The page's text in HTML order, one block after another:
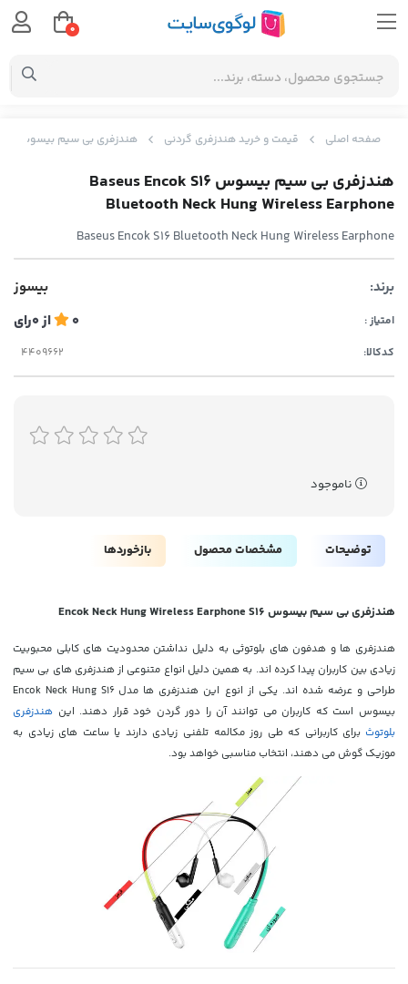
صفحه اصلی قیمت و خرید هندزفری گردنی هندزفری بی سیم بیسوس Baseus Encok S16 Bluetooth Neck Hung Wireless Earphone
هندزفری بی سیم بیسوس Baseus Encok S16
Bluetooth Neck Hung Wireless Earphone
Baseus Encok S16 Bluetooth Neck Hung Wireless Earphone
برند: بیسوز
امتیاز : 0 از0رای
کدکالا:
ناموجود
توضیحات مشخصات محصول بازخوردها
هندزفری بی سیم بیسوس Encok Neck Hung Wireless Earphone S16
هندزفری ها و هدفون های بلوتوثی به دلیل نداشتن محدودیت های کابلی محبوبیت
زیادی بین کاربران پیدا کرده اند. به همین دلیل انواع متنوعی از هندزفری های بی سیم
طراحی و عرضه شده اند. یکی از انوع این هندزفری ها مدل Encok Neck Hung S16
بیسوس است که کاربران می توانند آن را دور گردن خود قرار دهند. این هندزفری
بلوتوث برای کاربرانی که طی روز مکالمه تلفنی زیادی دارند یا ساعت های زیادی به
موزیک گوش می دهند، انتخاب مناسبی خواهد بود.
0